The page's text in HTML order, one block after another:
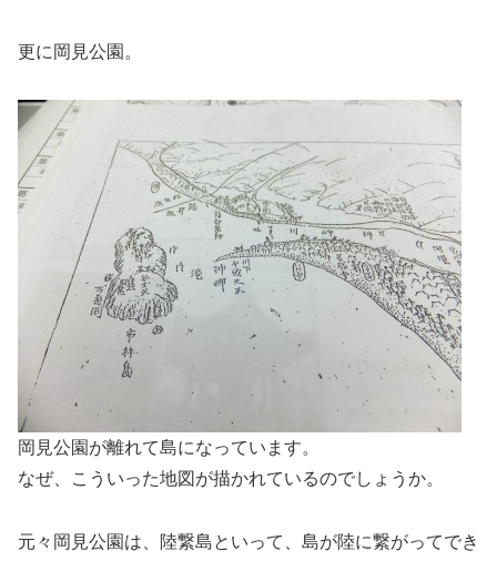
更に岡見公園。
岡見公園が離れて島になっています。
なぜ、こういった地図が描かれているのでしょうか。
元々岡見公園は、陸繋島といって、島が陸に繋がってでき